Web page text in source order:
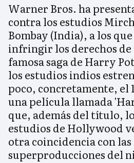
Warner Bros. ha
contra los estudios
Bombay (India), a los que
infringir los derechos
famosa saga de Harry
los estudios indios
poco, concretamente, el
una película llamada
que, además del título,
estudios de Hollywood
otra coincidencia con las
superproducciones del